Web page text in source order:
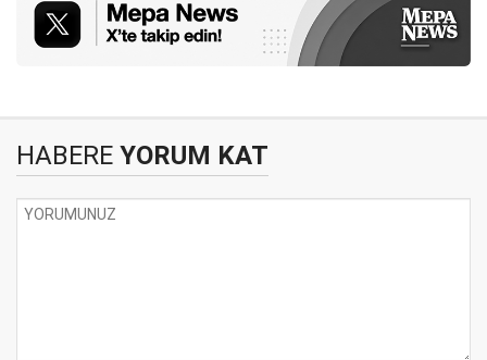
HABERE YORUM KAT